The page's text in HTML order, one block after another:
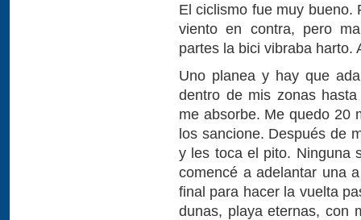
El ciclismo fue muy bueno.
viento en contra, pero
partes la bici vibraba harto.
Uno planea y hay que
dentro de mis zonas
me absorbe. Me quedo 20
los sancione. Después de
y les toca el pito. Ninguna
comencé a adelantar una
final para hacer la vuelta
dunas, playa eternas, con